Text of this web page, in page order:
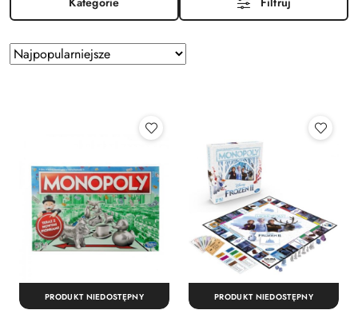
Zastosowano
sortowanie:
Sortuj
według
PRODUKT NIEDOSTĘPNY PRODUKT NIEDOSTĘPNY